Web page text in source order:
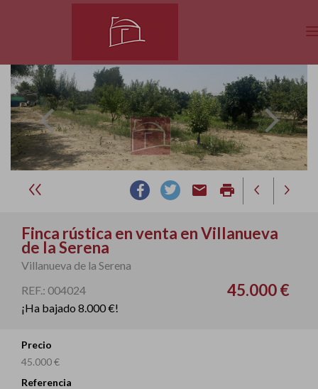
email print
Finca rústica en venta en Villanueva
de la Serena
Villanueva de la Serena
REF.: 004024
45.000 €
¡Ha bajado 8.000 €!
Precio
45.000 €
Referencia